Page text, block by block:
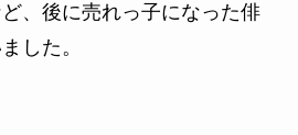
、後に売れっ子になった俳
した。